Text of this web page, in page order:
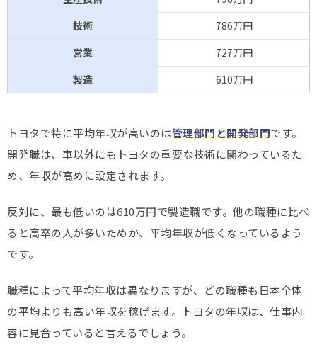
技術
786万円
営業
727万円
製造
610万円
トヨタで特に平均年収が高いのは管理部門と開発部門です。
開発職は、車以外にもトヨタの重要な技術に関わっているた
め、年収が高めに設定されます。
反対に、最も低いのは610万円で製造職です。他の職種に比べ
ると高卒の人が多いためか、平均年収が低くなっているよう
です。
職種によって平均年収は異なりますが、どの職種も日本全体
の平均よりも高い年収を稼げます。トヨタの年収は、仕事内
容に見合っていると言えるでしょう。